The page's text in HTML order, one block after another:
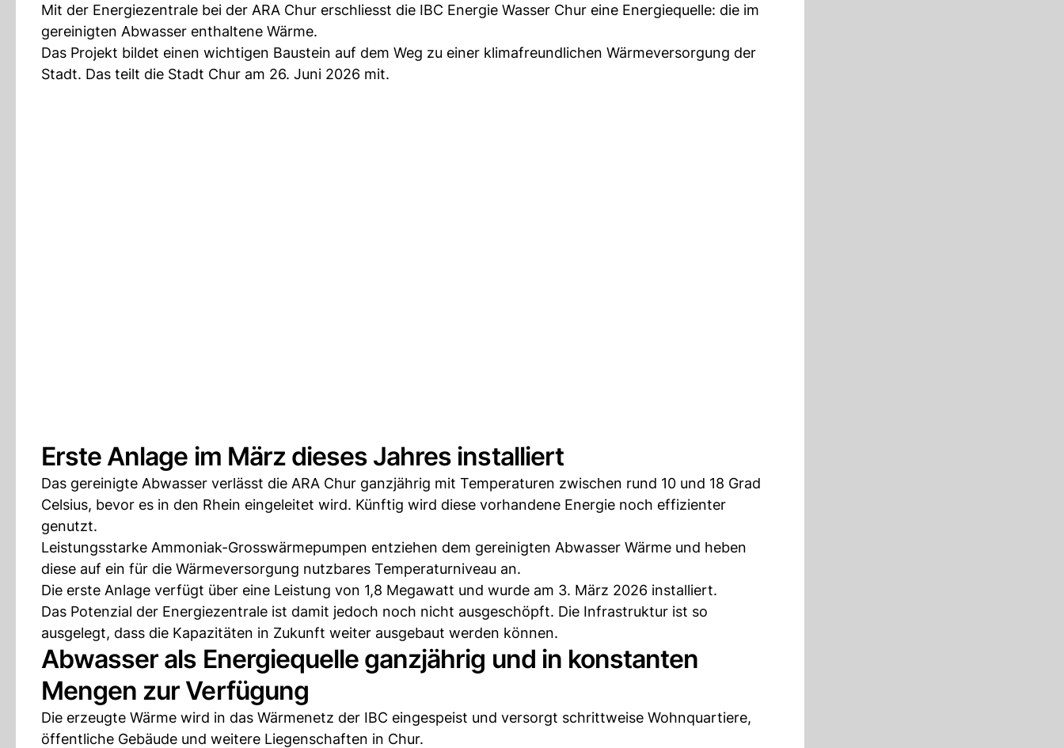
Mit der Energiezentrale bei der ARA Chur erschliesst die IBC Energie Wasser Chur eine Energiequelle: die im
gereinigten Abwasser enthaltene Wärme.
Das Projekt bildet einen wichtigen Baustein auf dem Weg zu einer klimafreundlichen Wärmeversorgung der
Stadt. Das teilt die Stadt Chur am 26. Juni 2026 mit.
Erste Anlage im März dieses Jahres installiert
Das gereinigte Abwasser verlässt die ARA Chur ganzjährig mit Temperaturen zwischen rund 10 und 18 Grad
Celsius, bevor es in den Rhein eingeleitet wird. Künftig wird diese vorhandene Energie noch effizienter
genutzt.
Leistungsstarke Ammoniak-Grosswärmepumpen entziehen dem gereinigten Abwasser Wärme und heben
diese auf ein für die Wärmeversorgung nutzbares Temperaturniveau an.
Die erste Anlage verfügt über eine Leistung von 1,8 Megawatt und wurde am 3. März 2026 installiert.
Das Potenzial der Energiezentrale ist damit jedoch noch nicht ausgeschöpft. Die Infrastruktur ist so
ausgelegt, dass die Kapazitäten in Zukunft weiter ausgebaut werden können.
Abwasser als Energiequelle ganzjährig und in konstanten
Mengen zur Verfügung
Die erzeugte Wärme wird in das Wärmenetz der IBC eingespeist und versorgt schrittweise Wohnquartiere,
öffentliche Gebäude und weitere Liegenschaften in Chur.